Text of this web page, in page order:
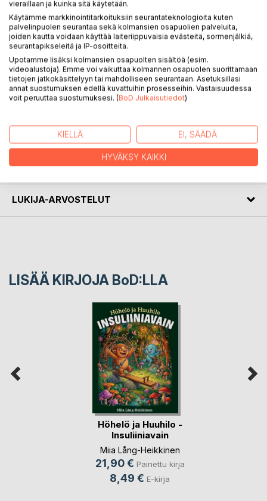
allehanda aktivister
Sura gubbar, arga tanter,
lite vilsna adjutanter.
Poesi och lite brie-
bättre kan ej livet bli!
Lyckans Ost är en bild-och diktbok för alla finurliga barn
mellan 5-105.
KIRJAILIJA
LEHDISTÖARVOSTELUT
LUKIJA-ARVOSTELUT
LISÄÄ KIRJOJA BoD:LLA
Höhelö ja Huuhilo -
Insuliiniavain
Miia Lång-Heikkinen
21,90 € Painettu kirja
8,49 € E-kirja
vieraillaan ja kuinka sitä käytetään.
Käytämme markkinointitarkoituksiin seurantateknologioita kuten
palvelinpuolen seurantaa sekä kolmansien osapuolien palveluita,
joiden kautta voidaan käyttää laiteriippuvaisia evästeitä, sormenjälkiä,
seurantapikseleitä ja IP-osoitteita.
Upotamme lisäksi kolmansien osapuolten sisältöä (esim.
videoalustoja). Emme voi vaikuttaa kolmannen osapuolen suorittamaan
tietojen jatkokäsittelyyn tai mahdolliseen seurantaan. Asetuksillasi
annat suostumuksen edellä kuvattuihin prosesseihin. Vastaisuudessa
voit peruuttaa suostumuksesi. (BoD Julkaisutiedot)
KIELLÄ EI, SÄÄDÄ
HYVÄKSY KAIKKI